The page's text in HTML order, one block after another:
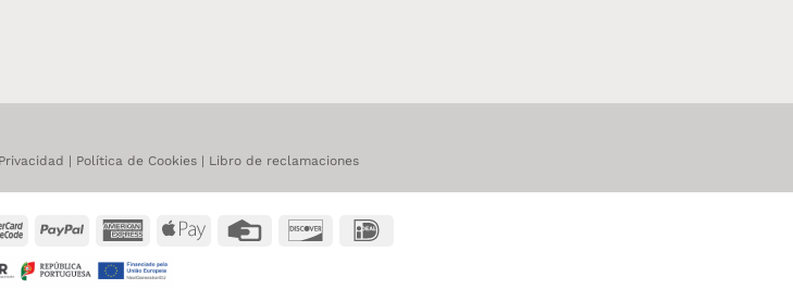
| Política de Cookies| Libro de reclamaciones
MasterCardPayPal
AmericanApple
Credit
Discover